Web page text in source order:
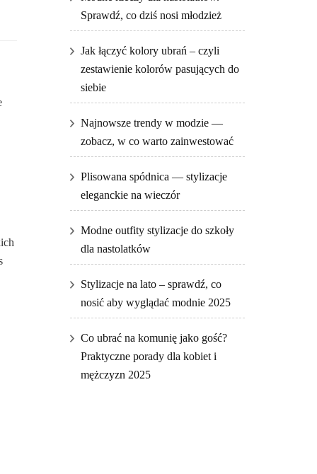
Sprawdź, co dziś nosi młodzież
Jak łączyć kolory ubrań – czyli
zestawienie kolorów pasujących do
siebie
Najnowsze trendy w modzie —
zobacz, w co warto zainwestować
Plisowana spódnica — stylizacje
eleganckie na wieczór
Modne outfity stylizacje do szkoły
dla nastolatków
Stylizacje na lato – sprawdź, co
nosić aby wyglądać modnie 2025
Co ubrać na komunię jako gość?
Praktyczne porady dla kobiet i
mężczyzn 2025